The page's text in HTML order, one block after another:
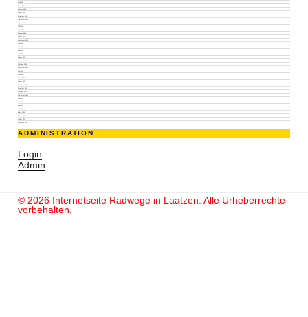
April 2025
März 2025
Februar 2025
Januar 2025
Dezember 2024
September 2024
August 2024
Juli 2024
Juni 2024
Februar 2024
Januar 2024
September 2023
Juli 2023
Juni 2023
Mai 2023
April 2023
Januar 2023
November 2022
Oktober 2022
September 2022
Juni 2022
April 2022
März 2022
Januar 2022
Dezember 2021
November 2021
Oktober 2021
September 2021
Juli 2021
Juni 2021
Mai 2021
April 2021
März 2021
Februar 2021
Januar 2021
Dezember 2020
ADMINISTRATION
Login
Admin
© 2026 Internetseite Radwege in Laatzen. Alle Urheberrechte
vorbehalten.